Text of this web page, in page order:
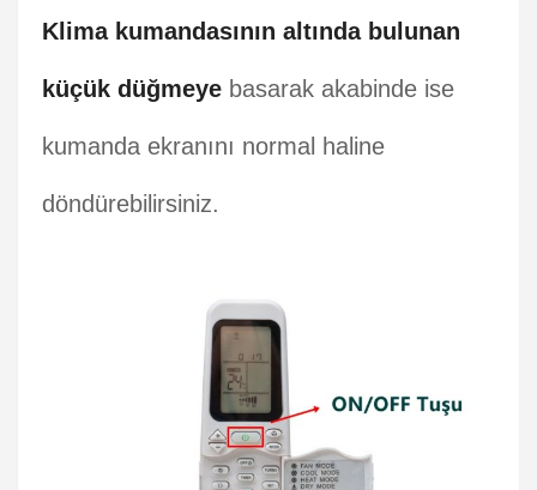
K lima kumandasının altında bulunan
küçük düğmeye basarak akabinde ise
kumanda ekranını normal haline
döndürebilirsiniz.